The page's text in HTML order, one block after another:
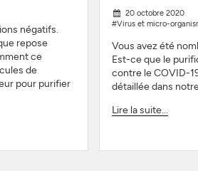
négatifs.
repose
ce
de
pour purifier
20 octobre 2020
#Virus et micro-
Vous avez été
Est-ce que le
contre le COVID-
détaillée dans
Lire la suite...